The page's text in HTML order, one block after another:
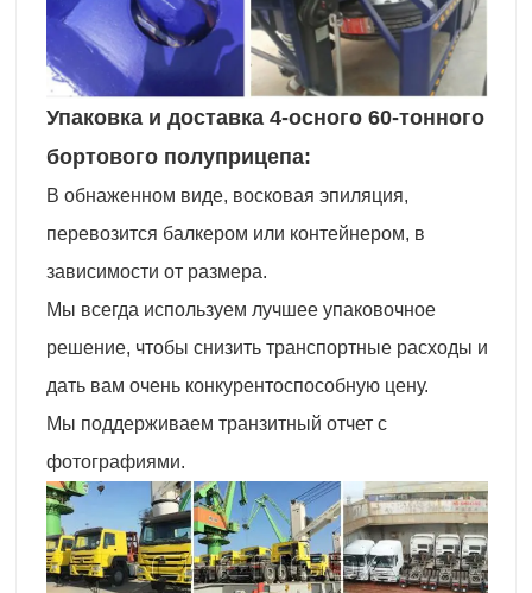
Упаковка и доставка 4-осного 60-тонного
бортового полуприцепа:
В обнаженном виде, восковая эпиляция,
перевозится балкером или контейнером, в
зависимости от размера.
Мы всегда используем лучшее упаковочное
решение, чтобы снизить транспортные расходы и
дать вам очень конкурентоспособную цену.
Мы поддерживаем транзитный отчет с
фотографиями.